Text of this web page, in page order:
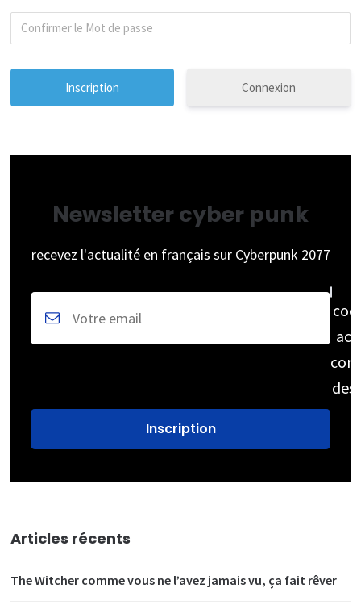
Connexion
Newsletter cyber punk
recevez l'actualité en français sur Cyberpunk 2077
des
Articles récents
The Witcher comme vous ne l’avez jamais vu, ça fait rêver